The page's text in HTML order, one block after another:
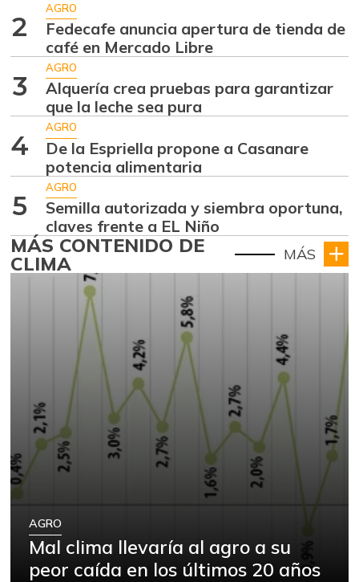
2
AGRO
Fedecafe anuncia apertura de tienda de
café en Mercado Libre
3
AGRO
Alquería crea pruebas para garantizar
que la leche sea pura
4
AGRO
De la Espriella propone a Casanare
potencia alimentaria
5
AGRO
Semilla autorizada y siembra oportuna,
claves frente a EL Niño
MÁS CONTENIDO DE
CLIMA MÁS
AGRO
Mal clima llevaría al agro a su
peor caída en los últimos 20 años